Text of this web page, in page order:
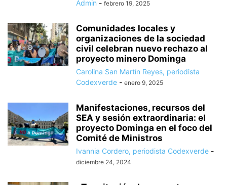
Admin - febrero 19, 2025
Comunidades locales y
organizaciones de la sociedad
civil celebran nuevo rechazo al
proyecto minero Dominga
Carolina San Martín Reyes, periodista
Codexverde - enero 9, 2025
Manifestaciones, recursos del
SEA y sesión extraordinaria: el
proyecto Dominga en el foco del
Comité de Ministros
Ivannia Cordero, periodista Codexverde -
diciembre 24, 2024